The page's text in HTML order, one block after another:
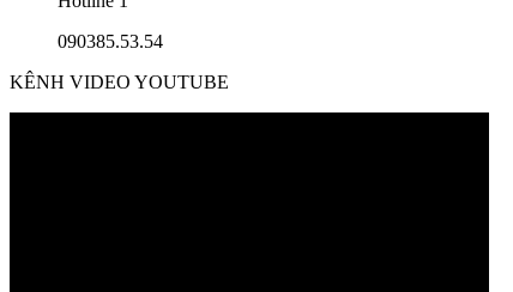
090385.53.54
KÊNH VIDEO YOUTUBE